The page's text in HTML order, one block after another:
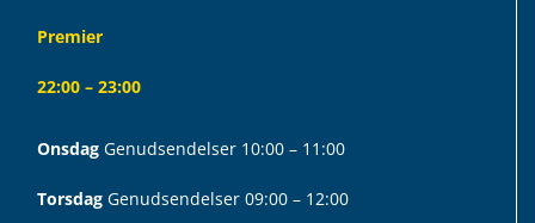
Premier
22:00 – 23:00
Onsdag Genudsendelser 10:00 – 11:00
Torsdag Genudsendelser 09:00 – 12:00